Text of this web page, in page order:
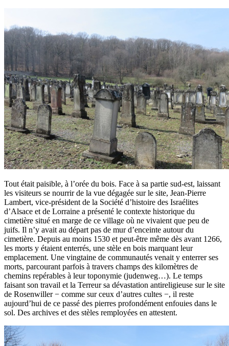
Tout était paisible, à l’orée du bois. Face à sa partie sud-est, laissant
les visiteurs se nourrir de la vue dégagée sur le site, Jean-Pierre
Lambert, vice-président de la Société d’histoire des Israélites
d’Alsace et de Lorraine a présenté le contexte historique du
cimetière situé en marge de ce village où ne vivaient que peu de
juifs. Il n’y avait au départ pas de mur d’enceinte autour du
cimetière. Depuis au moins 1530 et peut-être même dès avant 1266,
les morts y étaient enterrés, une stèle en bois marquant leur
emplacement. Une vingtaine de communautés venait y enterrer ses
morts, parcourant parfois à travers champs des kilomètres de
chemins repérables à leur toponymie (judenweg…). Le temps
faisant son travail et la Terreur sa dévastation antireligieuse sur le site
de Rosenwiller − comme sur ceux d’autres cultes −, il reste
aujourd’hui de ce passé des pierres profondément enfouies dans le
sol. Des archives et des stèles remployées en attestent.